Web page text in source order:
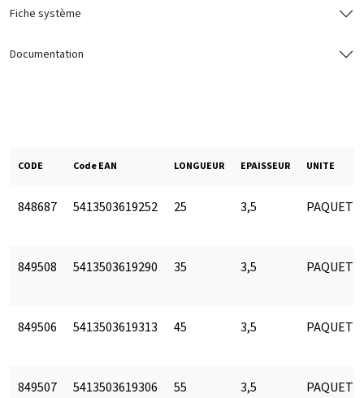
Fiche système
Documentation
CODE Code EAN LONGUEUR EPAISSEUR UNITE
848687 5413503619252 25 3,5 PAQUET
849508 5413503619290 35 3,5 PAQUET
849506 5413503619313 45 3,5 PAQUET
849507 5413503619306 55 3,5 PAQUET